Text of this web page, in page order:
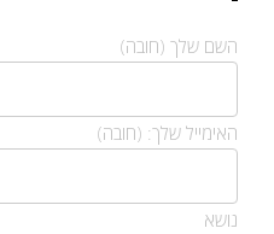
השם שלך (חובה)
האימייל שלך: (חובה)
נושא